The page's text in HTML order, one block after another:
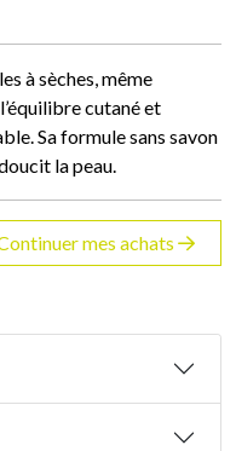
à sèches, même
cutané et
Sa formule sans savon
la peau.
mes achats